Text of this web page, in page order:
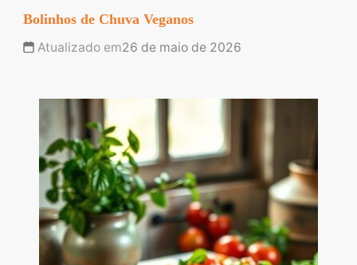
Bolinhos de Chuva Veganos
Atualizado em26 de maio de 2026